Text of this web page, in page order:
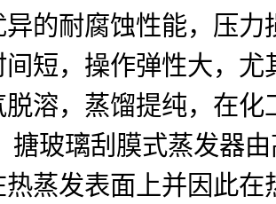
的耐腐蚀性能，压
短，操作弹性大，
溶，蒸馏提纯，在
搪玻璃刮膜式蒸发器
蒸发表面上并因此